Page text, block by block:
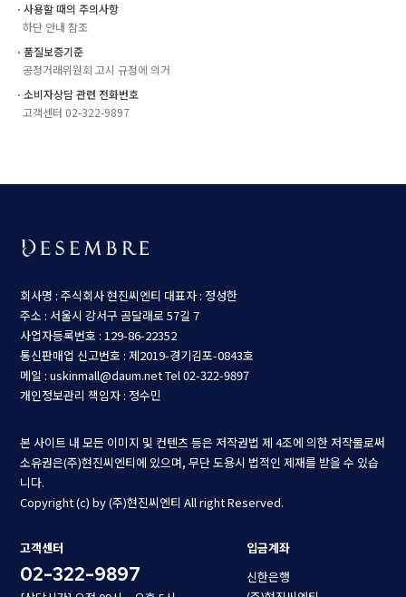
ㆍ사용할 때의 주의사항
하단 안내 참조
ㆍ품질보증기준
공정거래위원회 고시 규정에 의거
ㆍ소비자상담 관련 전화번호
고객센터 02-322-9897
회사명 : 주식회사 현진씨엔티 대표자 : 정성한
주소 : 서울시 강서구 곰달래로 57길 7
사업자등록번호 : 129-86-22352
통신판매업 신고번호 : 제2019-경기김포-0843호
메일 : uskinmall@daum.netTel 02-322-9897
개인정보관리 책임자 : 정수민
본 사이트 내 모든 이미지 및 컨텐츠 등은 저작권법 제 4조에 의한 저작물로써
소유권은(주)현진씨엔티에 있으며, 무단 도용시 법적인 제재를 받을 수 있습
니다.
Copyright (c) by (주)현진씨엔티 All right Reserved.
고객센터
02-322-9897
입금계좌
신한은행